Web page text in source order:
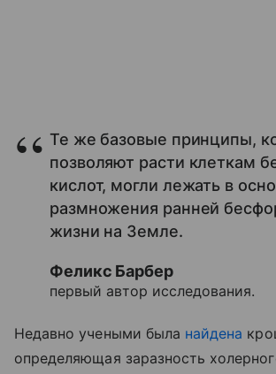
Те же базовые принципы,
позволяют расти клеткам
кислот, могли лежать в
размножения ранней
жизни на Земле.
Феликс Барбер
первый автор исследования.
Недавно учеными была найдена
определяющая заразность